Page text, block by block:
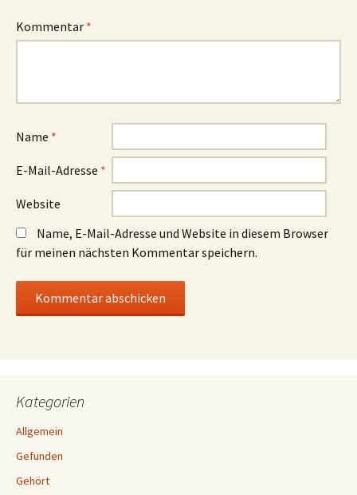
Kommentar *
Name *
E-Mail-Adresse *
Website
Name, E-Mail-Adresse und Website in diesem Browser
für meinen nächsten Kommentar speichern.
Kategorien
Allgemein
Gefunden
Gehört